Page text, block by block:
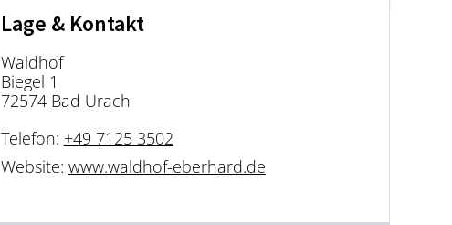
Lage & Kontakt
Waldhof
Biegel 1
72574 Bad Urach
Telefon: +49 7125 3502
Website: www.waldhof-eberhard.de